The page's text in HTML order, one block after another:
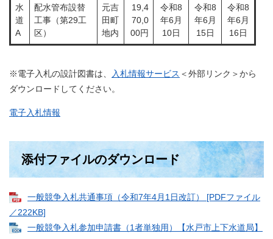
水
道
A
配水管布設替
工事（第29工
区）
元吉
田町
地内
19,4
70,0
00円
​​令和8
年6月
10日
令和8
年6月
15日
令和8
年6月
16日
※電子入札の設計図書は、 入札情報サービス ＜外部リンク＞から
ダウンロードしてください。
電子入札情報
添付ファイルのダウンロード
一般競争入札共通事項（令和7年4月1日改訂） [PDFファイル
／222KB]
一般競争入札参加申請書（1者単独用）【水戸市上下水道局】